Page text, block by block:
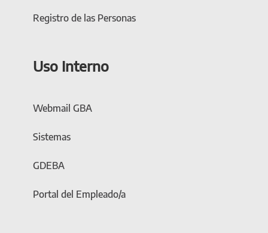
Registro de las Personas
Uso Interno
Webmail GBA
Sistemas
GDEBA
Portal del Empleado/a